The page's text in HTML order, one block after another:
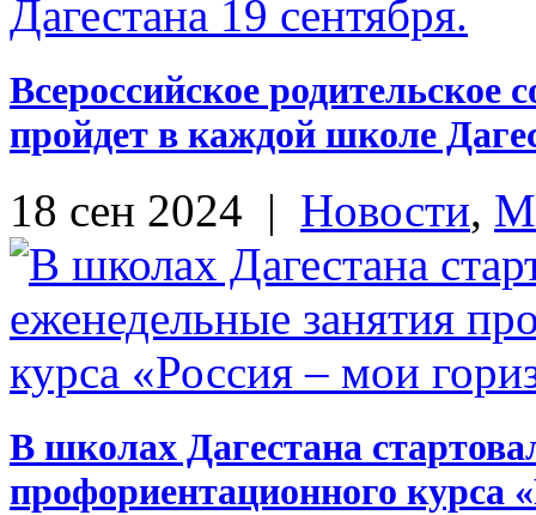
Всероссийское родительское
пройдет в каждой школе
18 сен 2024 | Новости,
В школах Дагестана
профориентационного курса